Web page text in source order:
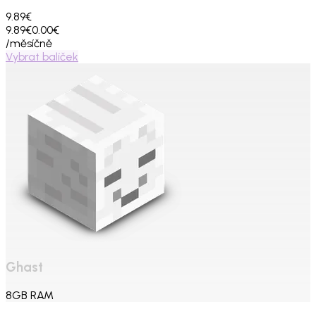
9.89€
9.89€0.00€
/měsíčně
Vybrat balíček
Ghast
8GB RAM